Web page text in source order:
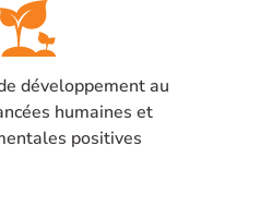
développement au
humaines et
positives